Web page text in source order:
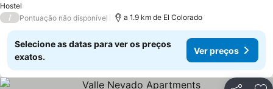
Hostel
/ Pontuação não disponível a 1.9 km de El Colorado
Selecione as datas para ver os preços
exatos.
Ver preços